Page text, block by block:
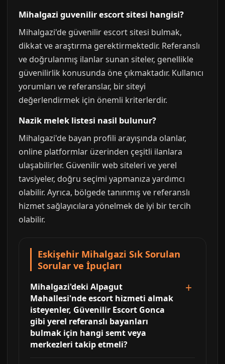
Mihalgazi guvenilir escort sitesi hangisi?
Mihalgazi'de güvenilir escort sitesi bulmak,
dikkat ve araştırma gerektirmektedir. Referanslı
ve doğrulanmış ilanlar sunan siteler, genellikle
güvenilirlik konusunda öne çıkmaktadır. Kullanıcı
yorumları ve referanslar, bir siteyi
değerlendirmek için önemli kriterlerdir.
Nazik melek listesi nasil bulunur?
Mihalgazi'de bayan profili arayışında olanlar,
online platformlar üzerinden çeşitli ilanlara
ulaşabilirler. Güvenilir web siteleri ve yerel
tavsiyeler, doğru seçimi yapmanıza yardımcı
olabilir. Ayrıca, bölgede tanınmış ve referanslı
hizmet sağlayıcılara yönelmek de iyi bir tercih
olabilir.
Eskişehir Mihalgazi Sık Sorulan
Sorular ve İpuçları
Mihalgazi'deki Alpagut
Mahallesi'nde escort hizmeti almak
isteyenler, Güvenilir Escort Gonca
gibi yerel referanslı bayanları
bulmak için hangi semt veya
merkezleri takip etmeli?